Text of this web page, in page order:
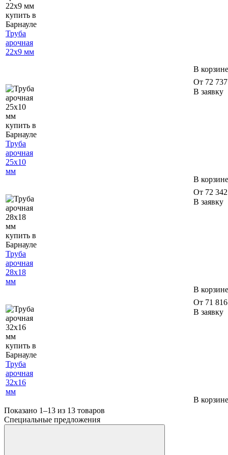
Труба
арочная
22х9 мм
В корзине
Труба
арочная
25х10
мм
От 72
В заявку
В корзине
Труба
арочная
28х18
мм
От 72
В заявку
В корзине
Труба
арочная
32х16
мм
От 71
В заявку
В корзине
Показано 1–13 из 13 товаров
Специальные предложения